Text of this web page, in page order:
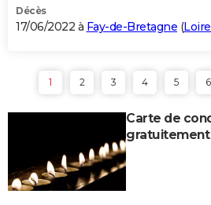
Décès
17/06/2022 à Fay-de-Bretagne (
1 2 3 4 5 6
Carte de